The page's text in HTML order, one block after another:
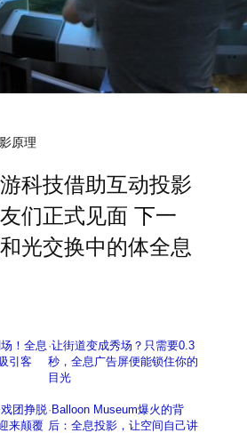
原理
科技借助互动投影
们正式见面 下一
光交换中的体全息
！全息
引客
·让街道变成秀场？只需要0.3
秒，全息广告屏便能锁住你的
目光
团挣脱
来颠覆
· Balloon Museum爆火的背
后：全息投影，让空间自己讲